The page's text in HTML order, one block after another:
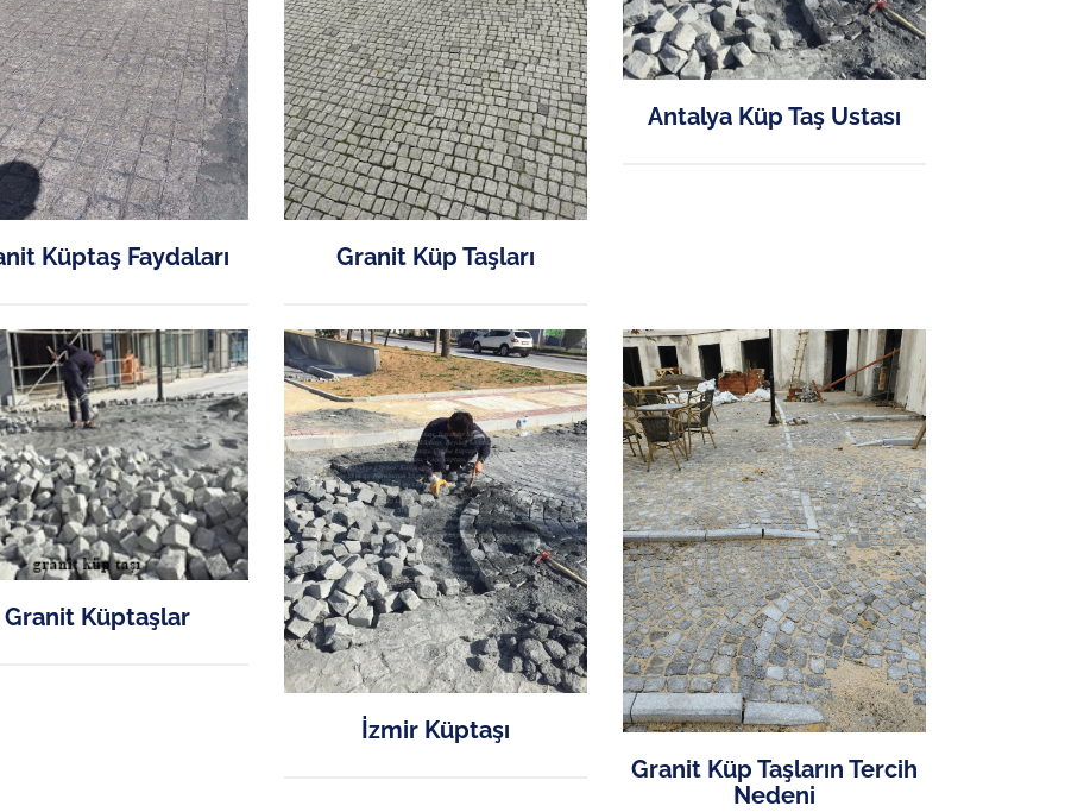
Küptaş Faydaları Granit Küp Taşları
Antalya Küp Taş Ustası
Granit Küptaşlar
İzmir Küptaşı
Granit Küp Taşların Tercih
Nedeni